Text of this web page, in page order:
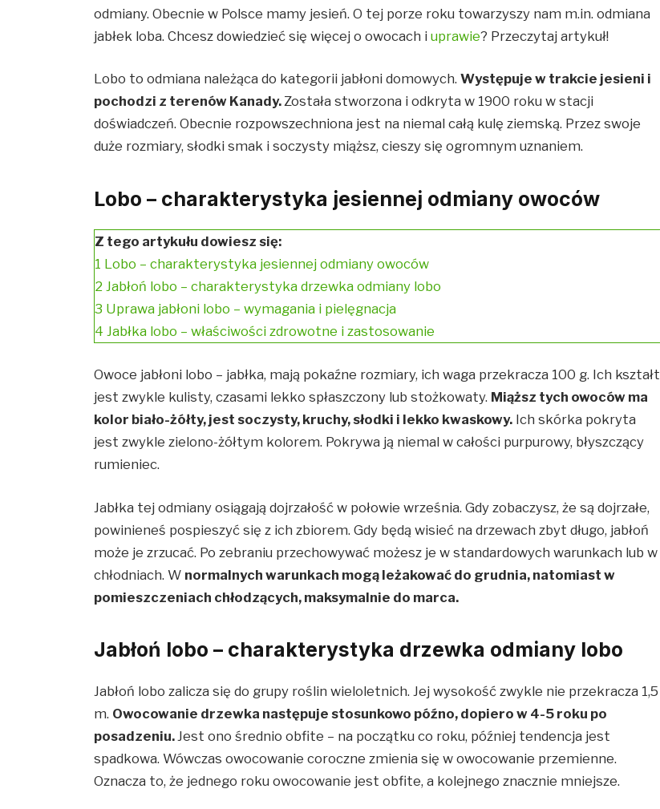
odmiany. Obecnie w Polsce mamy jesień. O tej porze roku towarzyszy nam m.in. odmiana
jabłek loba. Chcesz dowiedzieć się więcej o owocach iuprawie? Przeczytaj artykuł!
Lobo to odmiana należąca do kategorii jabłoni domowych.Występuje w trakcie jesieni i
pochodzi z terenów Kanady.Została stworzona i odkryta w 1900 roku w stacji
doświadczeń. Obecnie rozpowszechniona jest na niemal całą kulę ziemską. Przez swoje
duże rozmiary, słodki smak i soczysty miąższ, cieszy się ogromnym uznaniem.
Lobo – charakterystyka jesiennej odmiany owoców
Z tego artykułu dowiesz się:
1 Lobo – charakterystyka jesiennej odmiany owoców
2 Jabłoń lobo – charakterystyka drzewka odmiany lobo
3 Uprawa jabłoni lobo – wymagania i pielęgnacja
4 Jabłka lobo – właściwości zdrowotne i zastosowanie
Owoce jabłoni lobo – jabłka, mają pokaźne rozmiary, ich waga przekracza 100 g. Ich kształt
jest zwykle kulisty, czasami lekko spłaszczony lub stożkowaty. Miąższ tych owoców ma
kolor biało-żółty, jest soczysty, kruchy, słodki i lekko kwaskowy. Ich skórka pokryta
jest zwykle zielono-żółtym kolorem. Pokrywa ją niemal w całości purpurowy, błyszczący
rumieniec.
Jabłka tej odmiany osiągają dojrzałość w połowie września. Gdy zobaczysz, że są dojrzałe,
powinieneś pospieszyć się z ich zbiorem. Gdy będą wisieć na drzewach zbyt długo, jabłoń
może je zrzucać. Po zebraniu przechowywać możesz je w standardowych warunkach lub w
chłodniach. W normalnych warunkach mogą leżakować do grudnia, natomiast w
pomieszczeniach chłodzących, maksymalnie do marca.
Jabłoń lobo – charakterystyka drzewka odmiany lobo
Jabłoń lobo zalicza się do grupy roślin wieloletnich. Jej wysokość zwykle nie przekracza 1,5
m. Owocowanie drzewka następuje stosunkowo późno, dopiero w 4-5 roku po
posadzeniu. Jest ono średnio obfite – na początku co roku, później tendencja jest
spadkowa. Wówczas owocowanie coroczne zmienia się w owocowanie przemienne.
Oznacza to, że jednego roku owocowanie jest obfite, a kolejnego znacznie mniejsze.